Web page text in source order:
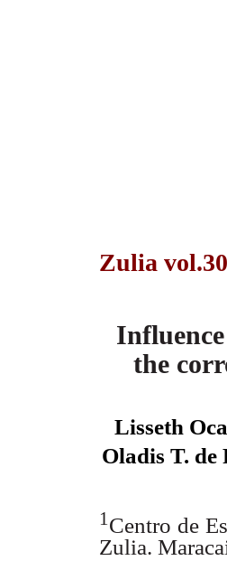
Zulia
the
Lisseth
Oladis T. de
1 Centro de
Zulia.